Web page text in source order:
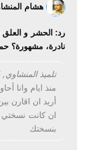
هشام
رد: الحشر و
نادرة، مشهورة؟
تلميذ المنشاوي, post: 7446 كتب
منذ ايام وانا
أريد ان اقارن
ان كانت
بنسختك